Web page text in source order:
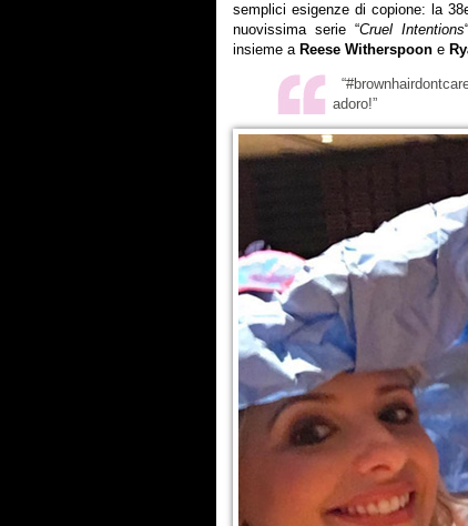
semplici esigenze di copione: la
nuovissima serie “Cruel Intentions
insieme a Reese Witherspoone
adoro!”